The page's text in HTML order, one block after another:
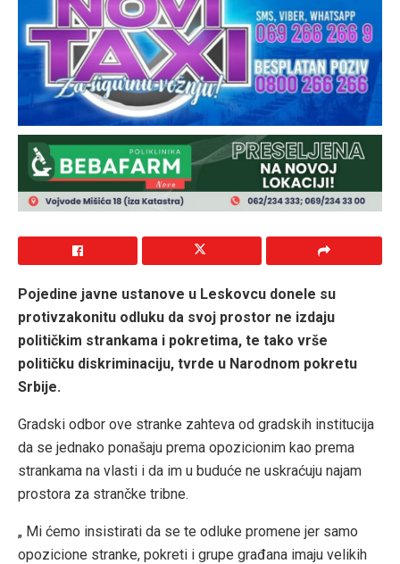
Pojedine javne ustanove u Leskovcu donele su
protivzakonitu odluku da svoj prostor ne izdaju
političkim strankama i pokretima, te tako vrše
političku diskriminaciju, tvrde u Narodnom pokretu
Srbije.
Gradski odbor ove stranke zahteva od gradskih institucija
da se jednako ponašaju prema opozicionim kao prema
strankama na vlasti i da im u buduće ne uskraćuju najam
prostora za strančke tribne.
„ Mi ćemo insistirati da se te odluke promene jer samo
opozicione stranke, pokreti i grupe građana imaju velikih